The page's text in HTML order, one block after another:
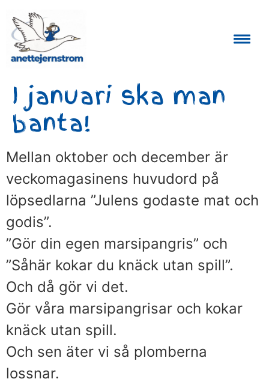
I januari ska man
banta!
Mellan oktober och december är
veckomagasinens huvudord på
löpsedlarna ”Julens godaste mat och
godis”.
”Gör din egen marsipangris” och
”Såhär kokar du knäck utan spill”.
Och då gör vi det.
Gör våra marsipangrisar och kokar
knäck utan spill.
Och sen äter vi så plomberna
lossnar.